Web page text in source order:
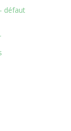
défaut